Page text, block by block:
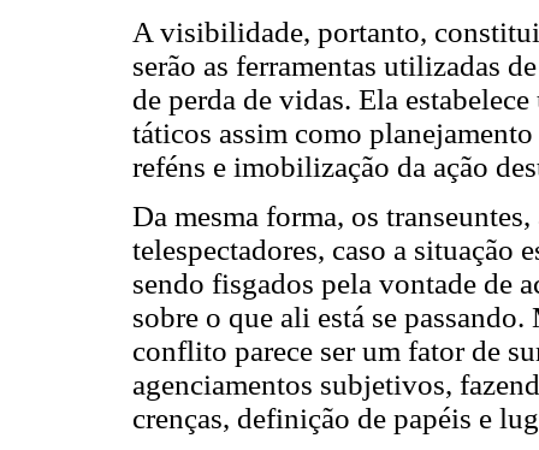
A visibilidade, portanto,
serão as ferramentas utilizadas
de perda de vidas. Ela
táticos assim como
reféns e imobilização da ação
Da mesma forma, os
telespectadores, caso a situação
sendo fisgados pela vontade de
sobre o que ali está se
conflito parece ser um fator de
agenciamentos subjetivos,
crenças, definição de papéis e